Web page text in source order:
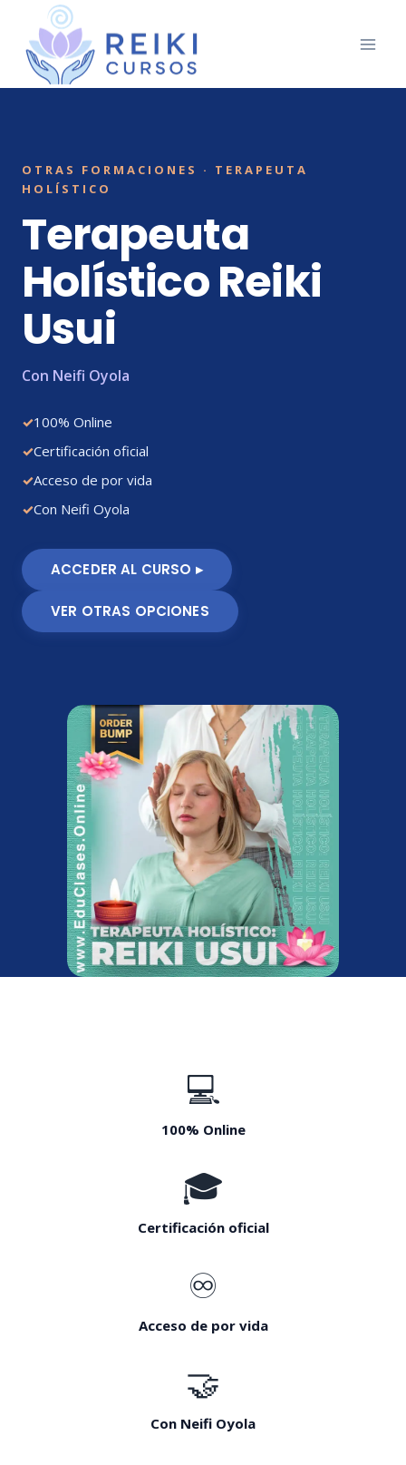
contenido
OTRAS FORMACIONES · TERAPEUTA
HOLÍSTICO
Terapeuta
Holístico Reiki
Usui
Con Neifi Oyola
✓100% Online
✓Certificación oficial
✓Acceso de por vida
✓Con Neifi Oyola
ACCEDER AL CURSO ▸
VER OTRAS OPCIONES
💻
100% Online
🎓
Certificación oficial
♾️
Acceso de por vida
🤝
Con Neifi Oyola